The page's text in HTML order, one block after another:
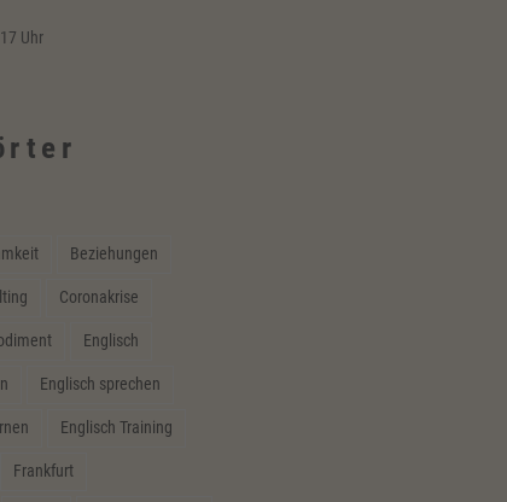
Uhr
Beziehungen
Coronakrise
Englisch
Englisch sprechen
Englisch Training
Frankfurt